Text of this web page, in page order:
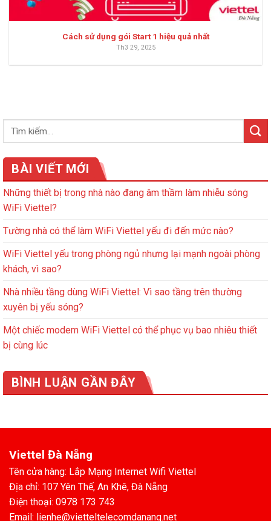
Cách sử dụng gói Start 1 hiệu quả nhất
Th3 29, 2025
BÀI VIẾT MỚI
Những thiết bị trong nhà nào đang âm thầm làm nhiễu sóng
WiFi Viettel?
Tường nhà có thể làm WiFi Viettel yếu đi đến mức nào?
WiFi Viettel yếu trong phòng ngủ nhưng lại mạnh ngoài phòng
khách, vì sao?
Nhà nhiều tầng dùng WiFi Viettel: Vì sao tầng trên thường
xuyên bị yếu sóng?
Một chiếc modem WiFi Viettel có thể phục vụ bao nhiêu thiết
bị cùng lúc
BÌNH LUẬN GẦN ĐÂY
Viettel Đà Nẵng
Tên cửa hàng: Lắp Mạng Internet Wifi Viettel
Địa chỉ: 107 Yên Thế, An Khê, Đà Nẵng
Điện thoại: 0978 173 743
Email: lienhe@vietteltelecomdanang.net